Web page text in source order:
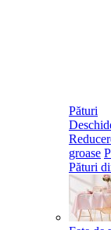
Pături
groase
Pături